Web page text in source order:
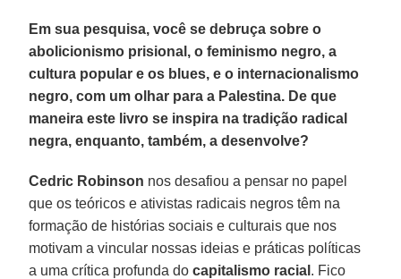
Em sua pesquisa, você se debruça sobre o
abolicionismo prisional, o feminismo negro, a
cultura popular e os blues, e o internacionalismo
negro, com um olhar para a Palestina. De que
maneira este livro se inspira na tradição radical
negra, enquanto, também, a desenvolve?
Cedric Robinson nos desafiou a pensar no papel
que os teóricos e ativistas radicais negros têm na
formação de histórias sociais e culturais que nos
motivam a vincular nossas ideias e práticas políticas
a uma crítica profunda docapitalismo racial . Fico